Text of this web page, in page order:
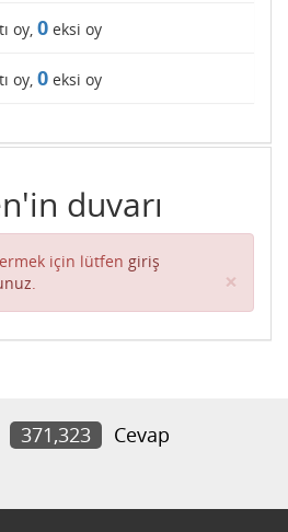
oy, 0 eksi oy
oy, 0 eksi oy
duvarı
için lütfen giriş
. ×
371,323
Cevap